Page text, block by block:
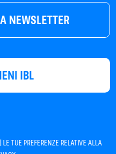
NEWSLETTER
IBL
| LE TUE PREFERENZE RELATIVE ALLA